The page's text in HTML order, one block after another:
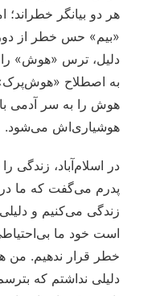
هر دو بیانگر
«بیم» حس خطر از
دلیل، ترس «هوش» را
به اصطلاح
هوش را به سر آدمی
هوشیاری‌اش می‌شود.
در اسلام‌آباد، زندگی
پدرم می‌گفت که ما
زندگی می‌کنیم و
است خود ما
خطر قرار ندهیم. من
دلیلی نداشتم که